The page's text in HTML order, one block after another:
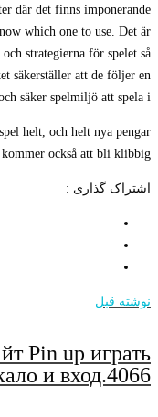
där det finns imponerande
which one to use. Det är
strategierna för spelet så
säkerställer att de följer en
säker spelmiljö att spela i.
helt, och helt nya pengar
också att bli klibbig.
اشتراک گذاری :
نوشته قبل
Pin up играть
и вход.4066